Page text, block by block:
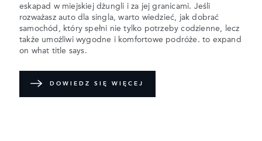
eskapad w miejskiej dżungli i za jej granicami. Jeśli
rozważasz auto dla singla, warto wiedzieć, jak dobrać
samochód, który spełni nie tylko potrzeby codzienne, lecz
także umożliwi wygodne i komfortowe podróże. to expand
on what title says.
DOWIEDZ SIĘ WIĘCEJ